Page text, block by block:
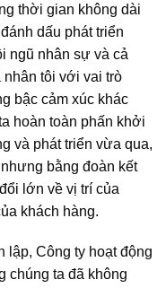
thời gian không dài
dấu phát triển
ngũ nhân sự và cả
tôi với vai trò
bậc cảm xúc khác
hoàn toàn phấn khởi
và phát triển vừa qua,
bằng đoàn kết
lớn về vị trí của
khách hàng.
lập, Công ty hoạt động
chúng ta đã không